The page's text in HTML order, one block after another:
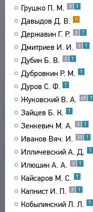
Грушко П. М. 3 Т
Давыдов Д. В. П
Державин Г. Р. 3 Т
Дмитриев И. И. 3 Т
Дубин Б. В. 2 Т
Дубровкин Р. М. Т
Дуров С. Ф. Т
Жуковский В. А. 69 Т
Зайцев Б. К. Т
Зенкевич М. А. 2 Т
Иванов Вяч. И. 33 Т
Илличевский А. Д. Т
Илюшин А. А. 3 Т
Кайсаров М. С. Т
Капнист И. П. 3 Т
Кобылинский Л. Л. Т